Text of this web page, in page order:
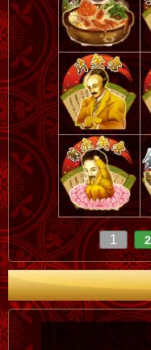
1 2